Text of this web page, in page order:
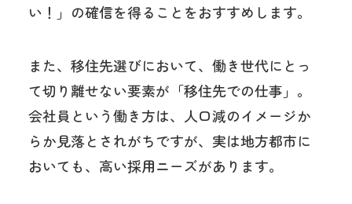
い！」の確信を得ることをおすすめします。
また、移住先選びにおいて、働き世代にとっ
て切り離せない要素が「移住先での仕事」。
会社員という働き方は、人口減のイメージか
らか見落とされがちですが、実は地方都市に
おいても、高い採用ニーズがあります。